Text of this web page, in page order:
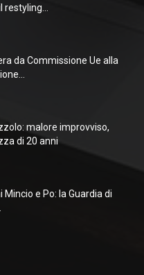
da Commissione Ue alla
malore improvviso,
di 20 anni
e Po: la Guardia di